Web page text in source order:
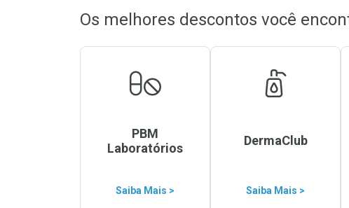
Os melhores descontos você
PBM
Laboratórios
Saiba Mais >
DermaClub
Saiba Mais >